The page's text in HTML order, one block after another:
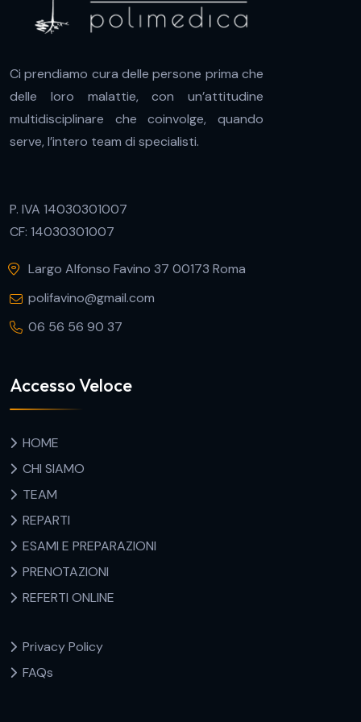
Ci prendiamo cura delle persone prima che
delle loro malattie, con un’attitudine
multidisciplinare che coinvolge, quando
serve, l’intero team di specialisti.
P. IVA 14030301007
CF: 14030301007
Largo Alfonso Favino 37 00173 Roma
polifavino@gmail.com
06 56 56 90 37
Accesso Veloce
HOME
CHI SIAMO
TEAM
REPARTI
ESAMI E PREPARAZIONI
PRENOTAZIONI
REFERTI ONLINE
Privacy Policy
FAQs